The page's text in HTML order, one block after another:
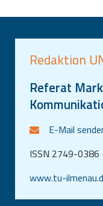
Redaktion
Referat
E-Mail
www.tu-
ISSN 2749-0386